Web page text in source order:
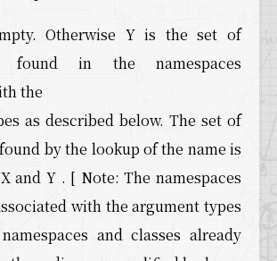
Otherwise Y is the set of
found in the namespaces
the
as described below. The set of
by the lookup of the name is
and Y . [ Note: The namespaces
with the argument types
and classes already